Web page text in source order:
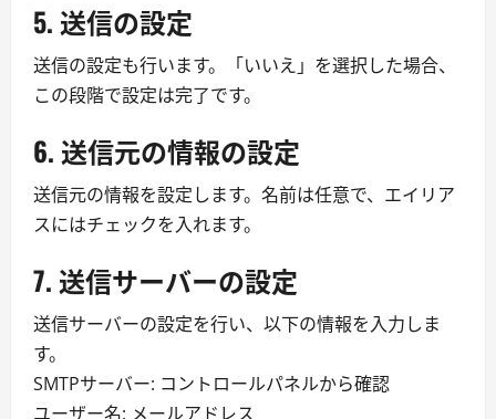
5. 送信の設定
送信の設定も行います。「いいえ」を選択した場合、
この段階で設定は完了です。
6. 送信元の情報の設定
送信元の情報を設定します。名前は任意で、エイリア
スにはチェックを入れます。
7. 送信サーバーの設定
送信サーバーの設定を行い、以下の情報を入力しま
す。
SMTPサーバー: コントロールパネルから確認
ユーザー名: メールアドレス